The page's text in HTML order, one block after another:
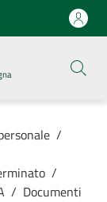
/
/
/ Documenti